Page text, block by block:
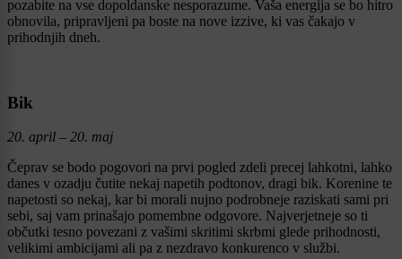
pozabite na vse dopoldanske nesporazume. Vaša energija se bo hitro
obnovila, pripravljeni pa boste na nove izzive, ki vas čakajo v
prihodnjih dneh.
Bik
20. april – 20. maj
Čeprav se bodo pogovori na prvi pogled zdeli precej lahkotni, lahko
danes v ozadju čutite nekaj napetih podtonov, dragi bik. Korenine te
napetosti so nekaj, kar bi morali nujno podrobneje raziskati sami pri
sebi, saj vam prinašajo pomembne odgovore. Najverjetneje so ti
občutki tesno povezani z vašimi skritimi skrbmi glede prihodnosti,
velikimi ambicijami ali pa z nezdravo konkurenco v službi.